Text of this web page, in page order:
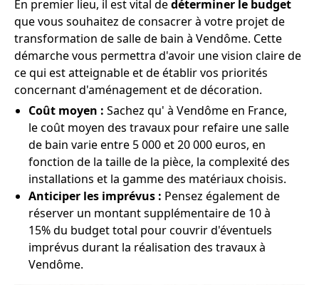
En premier lieu, il est vital dedéterminer le budget
que vous souhaitez de consacrer à votre projet de
transformation de salle de bain à Vendôme. Cette
démarche vous permettra d'avoir une vision claire de
ce qui est atteignable et de établir vos priorités
concernant d'aménagement et de décoration.
Coût moyen : Sachez qu' à Vendôme en France,
le coût moyen des travaux pour refaire une salle
de bain varie entre 5 000 et 20 000 euros, en
fonction de la taille de la pièce, la complexité des
installations et la gamme des matériaux choisis.
Anticiper les imprévus : Pensez également de
réserver un montant supplémentaire de 10 à
15% du budget total pour couvrir d'éventuels
imprévus durant la réalisation des travaux à
Vendôme.